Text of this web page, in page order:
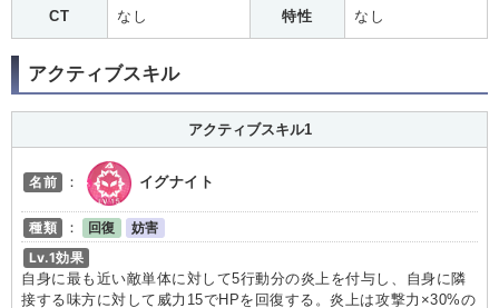
CT なし 特性 なし
アクティブスキル
アクティブスキル1
名前 ： イグナイト
種類 ： 回復
妨害
Lv.1効果
自身に最も近い敵単体に対して5行動分の炎上を付与し、自身に隣
接する味方に対して威力15でHPを回復する。炎上は攻撃力×30%の